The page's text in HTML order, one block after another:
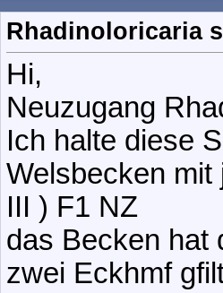
Rhadinoloricaria
Hi,
Neuzugang
Ich halte diese
Welsbecken mit
III ) F1 NZ
das Becken hat
zwei Eckhmf